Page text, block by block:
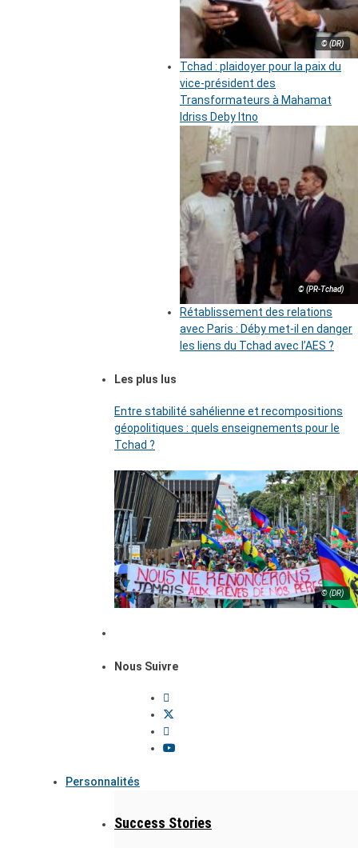
© (DR)
Tchad : plaidoyer pour la paix du
vice-président des
Transformateurs à Mahamat
Idriss Deby Itno
© (PR-Tchad)
Rétablissement des relations
avec Paris : Déby met-il en danger
les liens du Tchad avec l’AES ?
Les plus lus
Entre stabilité sahélienne et recompositions
géopolitiques : quels enseignements pour le
Tchad ?
© (DR)
Nous Suivre
Personnalités
Success Stories